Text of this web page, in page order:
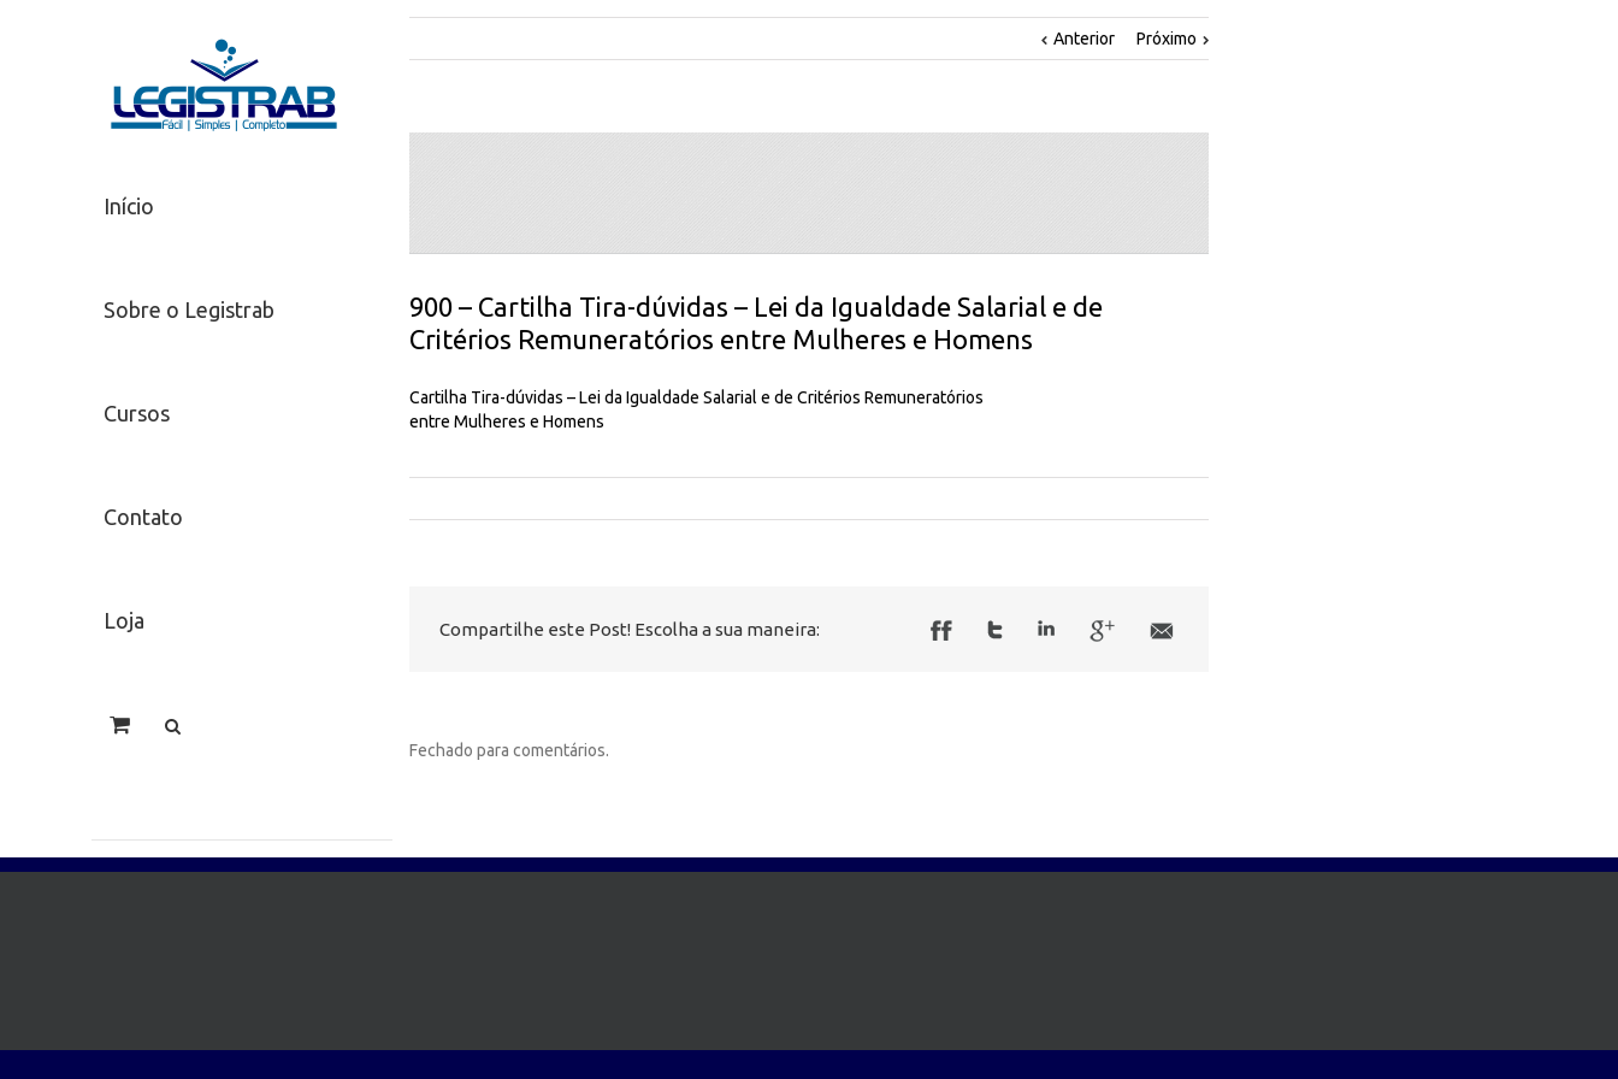
Início
Sobre o Legistrab
Cursos
Contato
Loja
Anterior Próximo
900 – Cartilha Tira-dúvidas – Lei da Igualdade Salarial e de
Critérios Remuneratórios entre Mulheres e Homens
Cartilha Tira-dúvidas – Lei da Igualdade Salarial e de Critérios Remuneratórios
entre Mulheres e Homens
Compartilhe este Post! Escolha a sua maneira:
Fechado para comentários.